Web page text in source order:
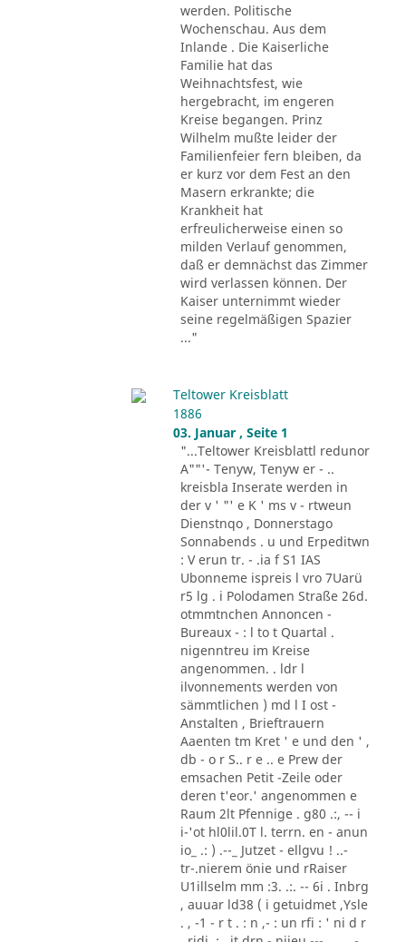
werden. Politische
Wochenschau. Aus dem
Inlande . Die Kaiserliche
Familie hat das
Weihnachtsfest, wie
hergebracht, im engeren
Kreise begangen. Prinz
Wilhelm mußte leider der
Familienfeier fern bleiben, da
er kurz vor dem Fest an den
Masern erkrankte; die
Krankheit hat
erfreulicherweise einen so
milden Verlauf genommen,
daß er demnächst das Zimmer
wird verlassen können. Der
Kaiser unternimmt wieder
seine regelmäßigen Spazier
..."
Teltower Kreisblatt
1886
03. Januar , Seite 1
"...Teltower Kreisblattl redunor
A""'- Tenyw, Tenyw er - ..
kreisbla Inserate werden in
der v ' "' e K ' ms v - rtweun
Dienstnqo , Donnerstago
Sonnabends . u und Erpeditwn
: V erun tr. - .ia f S1 IAS
Ubonneme ispreis l vro 7Uarü
r5 lg . i Polodamen Straße 26d.
otmmtnchen Annoncen -
Bureaux - : l to t Quartal .
nigenntreu im Kreise
angenommen. . ldr l
ilvonnements werden von
sämmtlichen ) md l I ost -
Anstalten , Brieftrauern
Aaenten tm Kret ' e und den ' ,
db - o r S.. r e .. e Prew der
emsachen Petit -Zeile oder
deren t'eor.' angenommen e
Raum 2lt Pfennige . g80 .:, -- i
i-'ot hl0lil.0T l. terrn. en - anun
io_ .: ) .--_ Jutzet - ellgvu ! ..-
tr-.nierem önie und rRaiser
U1illselm mm :3. .:. -- 6i . Inbrg
, auuar ld38 ( i getuidmet ,Ysle
. , -1 - r t . : n ,- : un rfi : ' ni d r